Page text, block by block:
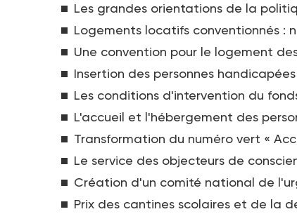
Les grandes orientations de la
Logements locatifs conventionnés :
Une convention pour le logement
Insertion des personnes handicapées
Les conditions d'intervention du
L'accueil et l'hébergement des
Transformation du numéro vert «
Le service des objecteurs de
Création d'un comité national de
Prix des cantines scolaires et de la